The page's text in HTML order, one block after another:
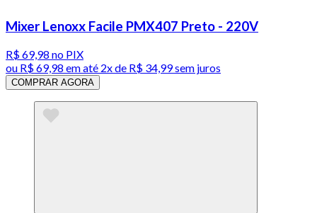
Mixer Lenoxx Facile PMX407 Preto - 220V
R$ 69,98 no PIX
ou R$ 69,98 em até 2x de R$ 34,99 sem juros
COMPRAR AGORA